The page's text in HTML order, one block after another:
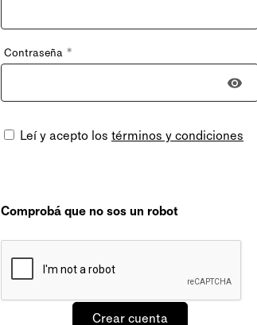
Contraseña *
Leí y acepto los términos y condiciones
Comprobá que no sos un robot